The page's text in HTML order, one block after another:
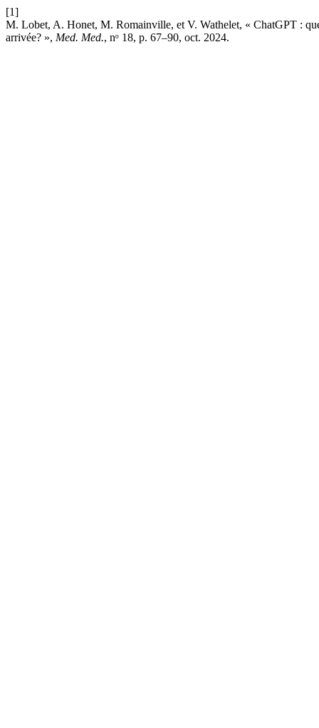
[1]
M. Lobet, A. Honet, M. Romainville, et V. Wathelet, « ChatGPT :
arrivée? », Med. Med., nᵒ 18, p. 67–90, oct. 2024.